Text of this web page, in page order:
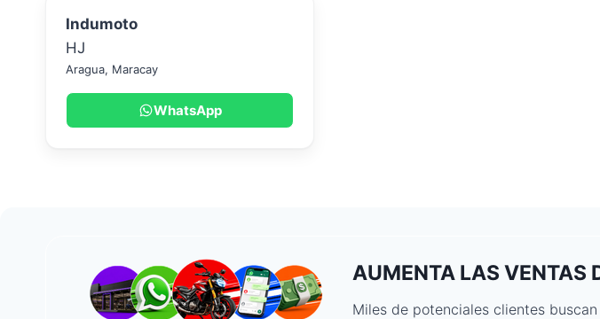
Indumoto
HJ
Aragua, Maracay
WhatsApp
AUMENTA LAS VENTAS
Miles de potenciales clientes